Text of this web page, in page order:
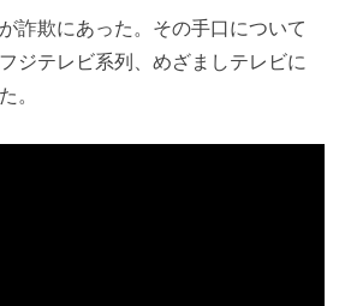
詐欺にあった。その手口について
ジテレビ系列、めざましテレビに
。